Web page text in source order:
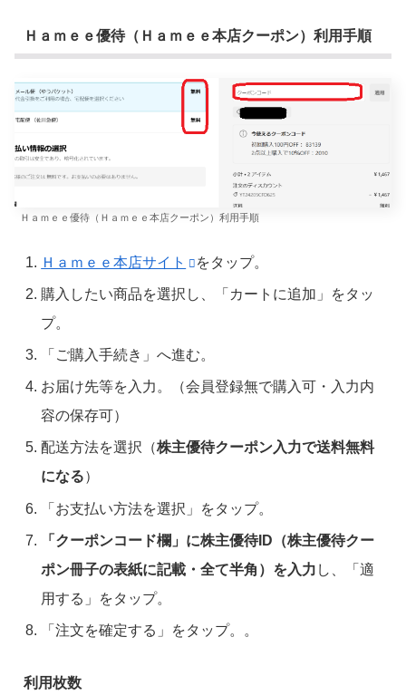
Ｈａｍｅｅ優待（Ｈａｍｅｅ本店クーポン）利用手順
Ｈａｍｅｅ優待（Ｈａｍｅｅ本店クーポン）利用手順
Ｈａｍｅｅ本店サイト をタップ。
購入したい商品を選択し、「カートに追加」をタッ
プ。
「ご購入手続き」へ進む。
お届け先等を入力。（会員登録無で購入可・入力内
容の保存可）
配送方法を選択（株主優待クーポン入力で送料無料
になる）
「お支払い方法を選択」をタップ。
「クーポンコード欄」に株主優待ID（株主優待クー
ポン冊子の表紙に記載・全て半角）を入力 し、「適
用する」をタップ。
「注文を確定する」をタップ。。
利用枚数